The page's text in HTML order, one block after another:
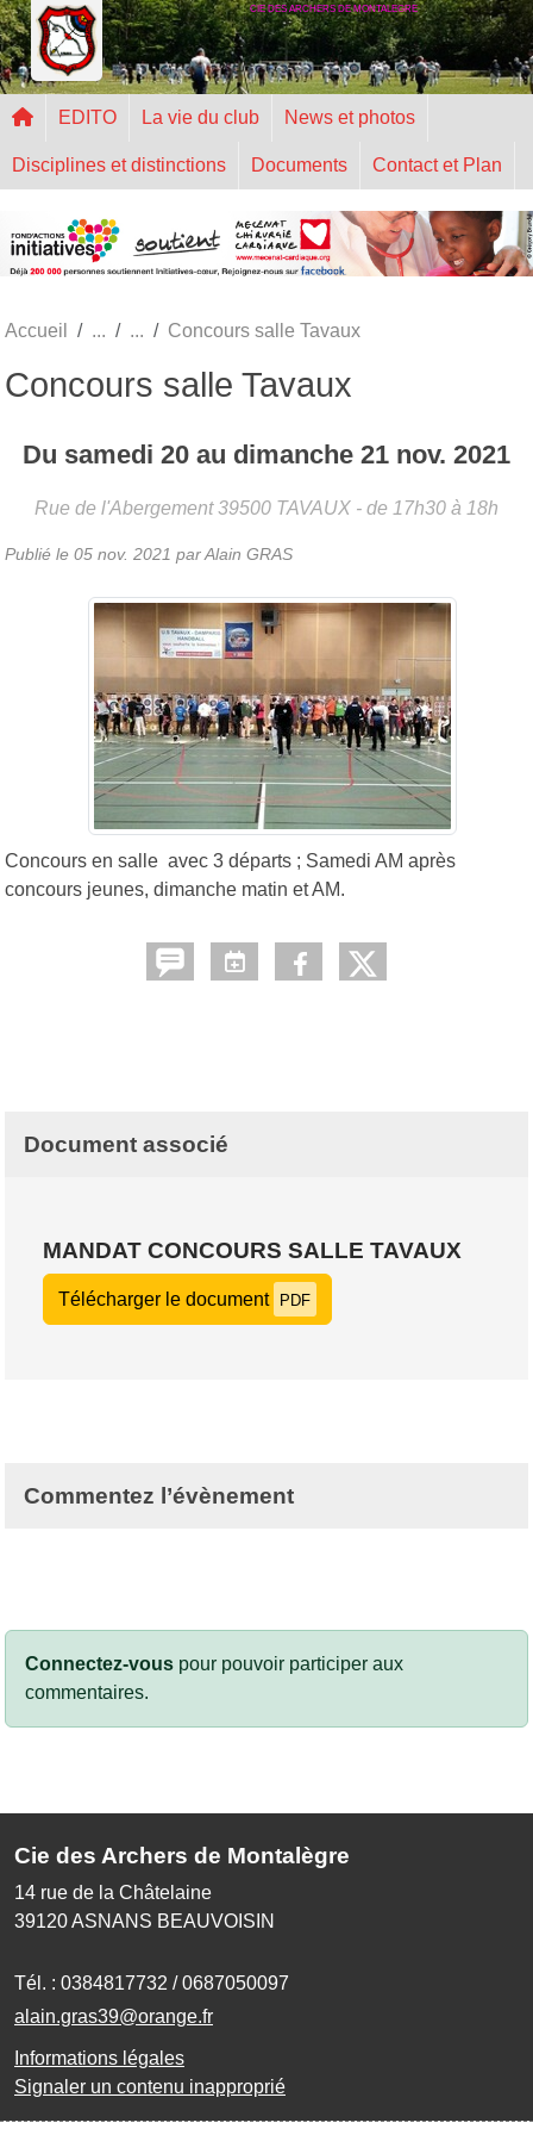
CIE DES ARCHERS DE MONTALEGRE
EDITO La vie du club News et photos
Disciplines et distinctions Documents Contact et Plan
Accueil Concours salle Tavaux
Concours salle Tavaux
Du samedi 20 au dimanche 21 nov. 2021
Rue de l'Abergement 39500 TAVAUX - de 17h30 à 18h
Publié le 05 nov. 2021 par Alain GRAS
Concours en salle avec 3 départs ; Samedi AM après
concours jeunes, dimanche matin et AM.
Document associé
MANDAT CONCOURS SALLE TAVAUX
Télécharger le document PDF
Commentez l’évènement
Connectez-vous pour pouvoir participer aux
commentaires.
Cie des Archers de Montalègre
14 rue de la Châtelaine
39120ASNANS BEAUVOISIN
Tél. : 0384817732 / 0687050097
alain.gras39@orange.fr
Informations légales
Signaler un contenu inapproprié
Panneau de gestion des cookies